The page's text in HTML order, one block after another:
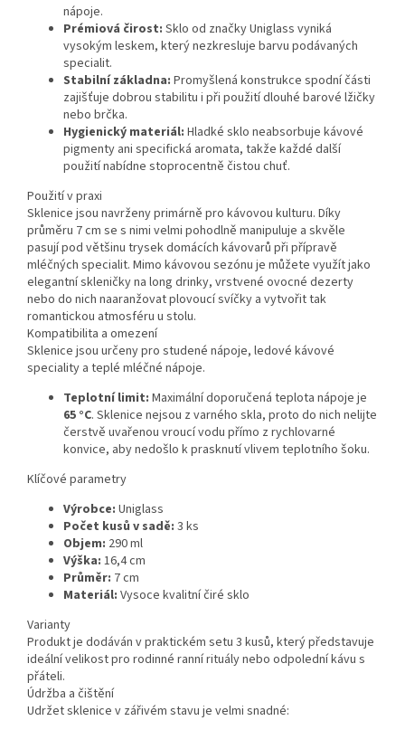
nápoje.
Prémiová čirost: Sklo od značky Uniglass vyniká
vysokým leskem, který nezkresluje barvu podávaných
specialit.
Stabilní základna: Promyšlená konstrukce spodní části
zajišťuje dobrou stabilitu i při použití dlouhé barové lžičky
nebo brčka.
Hygienický materiál: Hladké sklo neabsorbuje kávové
pigmenty ani specifická aromata, takže každé další
použití nabídne stoprocentně čistou chuť.
Použití v praxi
Sklenice jsou navrženy primárně pro kávovou kulturu. Díky
průměru 7 cm se s nimi velmi pohodlně manipuluje a skvěle
pasují pod většinu trysek domácích kávovarů při přípravě
mléčných specialit. Mimo kávovou sezónu je můžete využít jako
elegantní skleničky na long drinky, vrstvené ovocné dezerty
nebo do nich naaranžovat plovoucí svíčky a vytvořit tak
romantickou atmosféru u stolu.
Kompatibilita a omezení
Sklenice jsou určeny pro studené nápoje, ledové kávové
speciality a teplé mléčné nápoje.
Teplotní limit: Maximální doporučená teplota nápoje je
65 °C. Sklenice nejsou z varného skla, proto do nich nelijte
čerstvě uvařenou vroucí vodu přímo z rychlovarné
konvice, aby nedošlo k prasknutí vlivem teplotního šoku.
Klíčové parametry
Výrobce: Uniglass
Počet kusů v sadě: 3 ks
Objem: 290 ml
Výška: 16,4 cm
Průměr: 7 cm
Materiál: Vysoce kvalitní čiré sklo
Varianty
Produkt je dodáván v praktickém setu 3 kusů, který představuje
ideální velikost pro rodinné ranní rituály nebo odpolední kávu s
přáteli.
Údržba a čištění
Udržet sklenice v zářivém stavu je velmi snadné: